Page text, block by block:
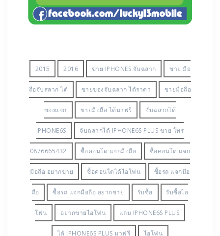
2015 2016 ขาย IPHONES จับฉลาก ขาย มือ
ถือจับสลาก ได้ ขายของจับฉลาก ได้ราคา ขายมือถือ
ของแจก ขายมือถือ ได้มาฟรี จับฉลากได้
IPHONE6S จับฉลากได้ IPHONE6S PLUS ขาย โทร
0876665432 ซื้อคอนโด แจกมือถือ ซื้อคอนโด แจก
มือถือ อยากขาย ซื้อคอนโดได้ไอโฟน ซื้อรถ แจกมือ
ถือ ซื้อรถ แจกมือถือ อยากขาย รับซื้อ รับซื้อไอ
โฟน อยากขายไอโฟน แถม IPHONE6S PLUS
ได้ IPHONE6S PLUS มาฟรี ไอโฟน